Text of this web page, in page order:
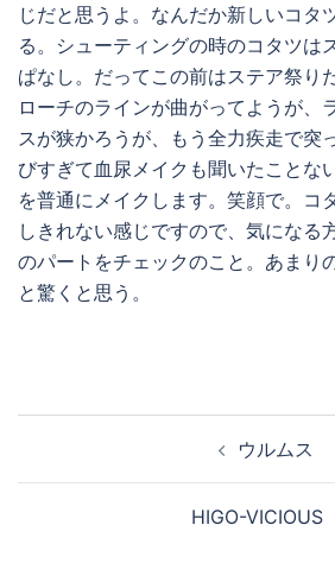
じだと思うよ。なんだか新しいコタ
る。シューティングの時のコタツは
ぱなし。だってこの前はステア祭り
ローチのラインが曲がってようが、
スが狭かろうが、もう全力疾走で突
びすぎて血尿メイクも聞いたことな
を普通にメイクします。笑顔で。コ
しきれない感じですので、気になる
のパートをチェックのこと。あまり
と驚くと思う。
ナ
ウルムス
HIGO-VICIOUS